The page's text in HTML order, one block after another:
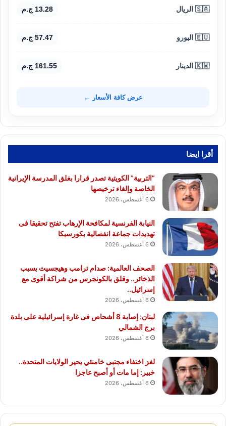
🇸🇦 الريال 13.28 ج.م
🇪🇺 اليورو 57.47 ج.م
🇰🇼 الدينار 161.55 ج.م
عرض كافة الأسعار ←
أقرا ايضا
“التربية” الكويتية تصدر قرارا بغلق المدرسة الإيرانية
الخاصة وإلغاء ترخيصها
6 أغسطس، 2026
النيابة الفرنسية لمكافحة الإرهاب تفتح تحقيقا فى
تهديدات جماعة انفصالية بكورسيكا
6 أغسطس، 2026
الصحف العالمية: صدام ترامب وهيجسيث بسبب
الذخائر.. وقلق بالكونجرس من شراكة أقوى مع
إسرائيل..
6 أغسطس، 2026
لبنان: إصابة 8 أشحاص فى غارة إسرائيلية على بلدة
برج الشمالي
6 أغسطس، 2026
لغز اختفاء مجتبى خامنئي يحير الولايات المتحدة..
خبير: إما مات أو أصبح عاجزا
6 أغسطس، 2026